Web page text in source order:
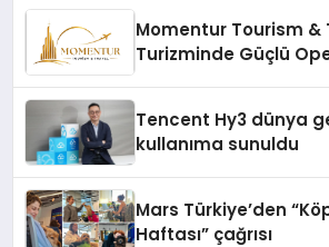
Momentur Tourism &
Turizminde Güçlü
Tencent Hy3 dünya
kullanıma sunuldu
Mars Türkiye’den
Haftası” çağrısı